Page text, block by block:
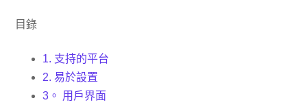
目錄
1. 支持的平台
2. 易於設置
3。 用戶界面